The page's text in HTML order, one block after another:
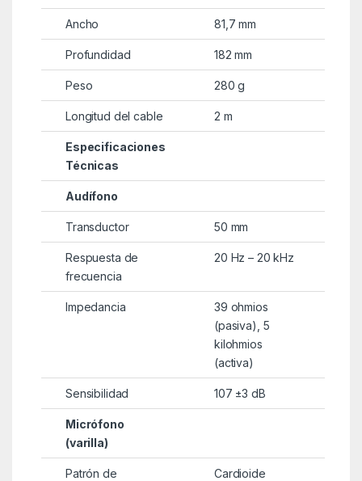
Ancho 81,7 mm
Profundidad 182 mm
Peso 280 g
Longitud del cable 2 m
Especificaciones
Técnicas
Audífono
Transductor 50 mm
Respuesta de
frecuencia
20 Hz – 20 kHz
Impedancia
39 ohmios
(pasiva), 5
kilohmios
(activa)
Sensibilidad 107 ±3 dB
Micrófono
(varilla)
Patrón de
Cardioide